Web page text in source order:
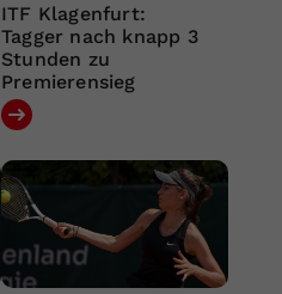
ITF Klagenfurt:
Tagger nach knapp 3
Stunden zu
Premierensieg